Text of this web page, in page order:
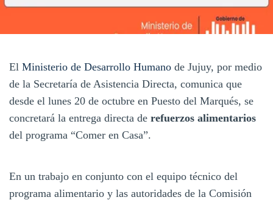
El Ministerio de Desarrollo Humano de Jujuy, por medio
de la Secretaría de Asistencia Directa, comunica que
desde el lunes 20 de octubre en Puesto del Marqués, se
concretará la entrega directa de refuerzos alimentarios
del programa “Comer en Casa”.
En un trabajo en conjunto con el equipo técnico del
programa alimentario y las autoridades de la Comisión